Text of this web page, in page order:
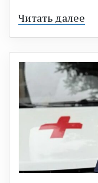
Читать далее